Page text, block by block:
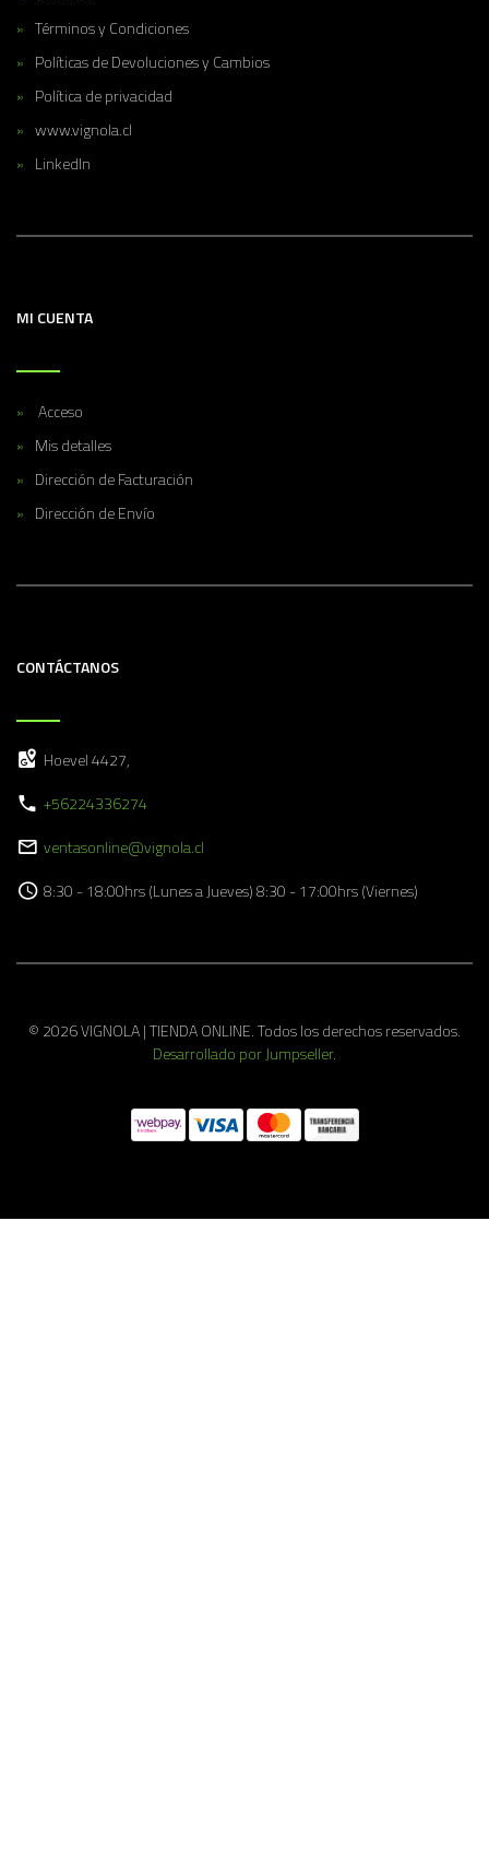
Términos y Condiciones
Políticas de Devoluciones y Cambios
Política de privacidad
www.vignola.cl
LinkedIn
MI CUENTA
Acceso
Mis detalles
Dirección de Facturación
Dirección de Envío
CONTÁCTANOS
Hoevel 4427,
+56224336274
ventasonline@vignola.cl
8:30 - 18:00hrs (Lunes a Jueves) 8:30 - 17:00hrs (Viernes)
© 2026 VIGNOLA | TIENDA ONLINE. Todos los derechos reservados.
Desarrollado por Jumpseller.